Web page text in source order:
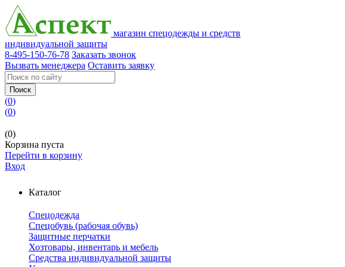
магазин спецодежды и средств
индивидуальной защиты
8-495-150-76-78 Заказать звонок
Вызвать менеджера Оставить заявку
Поиск
(0)
(0)
(0)
Корзина пуста
Перейти в корзину
Вход
Каталог
Спецодежда
Спецобувь (рабочая обувь)
Защитные перчатки
Хозтовары, инвентарь и мебель
Средства индивидуальной защиты